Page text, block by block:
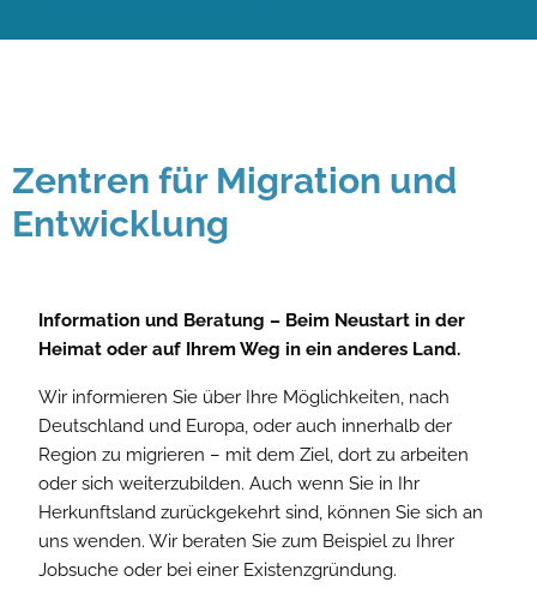
Zentren für Migration und
Entwicklung
Information und Beratung – Beim Neustart in der
Heimat oder auf Ihrem Weg in ein anderes Land.
Wir informieren Sie über Ihre Möglichkeiten, nach
Deutschland und Europa, oder auch innerhalb der
Region zu migrieren – mit dem Ziel, dort zu arbeiten
oder sich weiterzubilden. Auch wenn Sie in Ihr
Herkunftsland zurückgekehrt sind, können Sie sich an
uns wenden. Wir beraten Sie zum Beispiel zu Ihrer
Jobsuche oder bei einer Existenzgründung.